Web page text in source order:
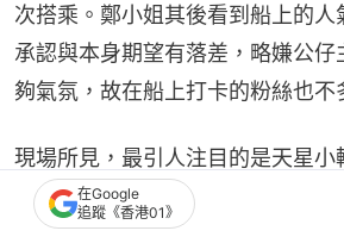
次搭乘。鄭小姐其後看到船上的人
承認與本身期望有落差，略嫌公仔
夠氣氛，故在船上打卡的粉絲也不
現場所見，最引人注目的是天星小
CHIIKAWA三大主要角色的巨型
在Google
追蹤《香港01》